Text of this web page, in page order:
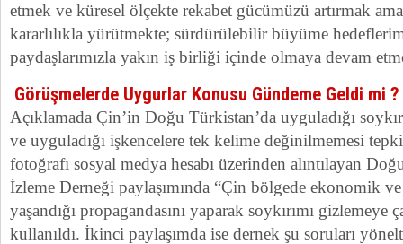
etmek ve küresel ölçekte rekabet gücümüzü artırmak
kararlılıkla yürütmekte; sürdürülebilir büyüme
paydaşlarımızla yakın iş birliği içinde olmaya devam
Görüşmelerde Uygurlar Konusu Gündeme Geldi mi
Açıklamada Çin’in Doğu Türkistan’da uyguladığı
ve uyguladığı işkencelere tek kelime değinilmemesi
fotoğrafı sosyal medya hesabı üzerinden alıntılayan
İzleme Derneği paylaşımında “Çin bölgede ekonomik
yaşandığı propagandasını yaparak soykırımı gizlemeye
kullanıldı. İkinci paylaşımda ise dernek şu soruları